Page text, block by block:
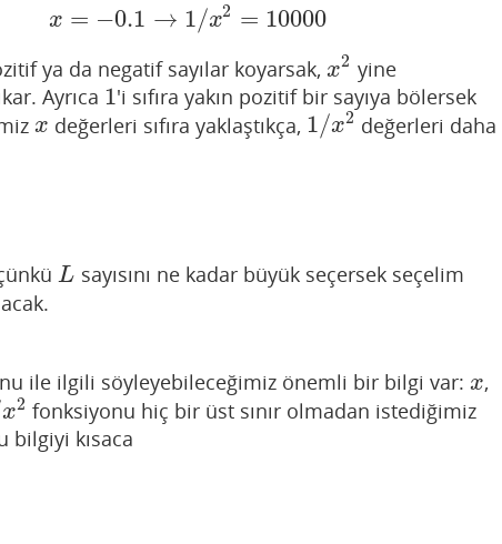
x = −0.1 → 1/x2 = 10000
−0.1→1/x2=10000
ya da negatif sayılar koyarsak, x2
x2 yine
Ayrıca 1
1'i sıfıra yakın pozitif bir sayıya bölersek
x
x değerleri sıfıra yaklaştıkça, 1/x2
1/x2 değerleri daha
L
L sayısını ne kadar büyük seçersek seçelim
ile ilgili söyleyebileceğimiz önemli bir bilgi var:x
x,
x2
2 fonksiyonu hiç bir üst sınır olmadan istediğimiz
bilgiyi kısaca